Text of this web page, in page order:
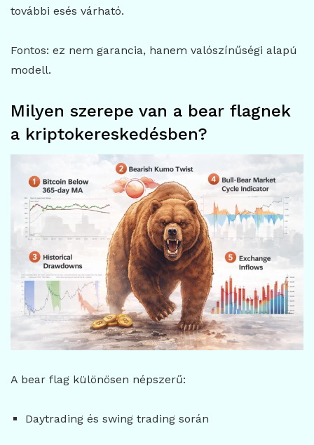
további esés várható.
Fontos: ez nem garancia, hanem valószínűségi alapú
modell.
Milyen szerepe van a bear flagnek
a kriptokereskedésben?
A bear flag különösen népszerű:
Daytrading és swing trading során